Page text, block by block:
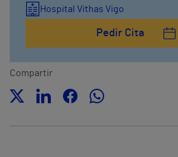
Hospital Vithas Vigo
Pedir Cita
Compartir